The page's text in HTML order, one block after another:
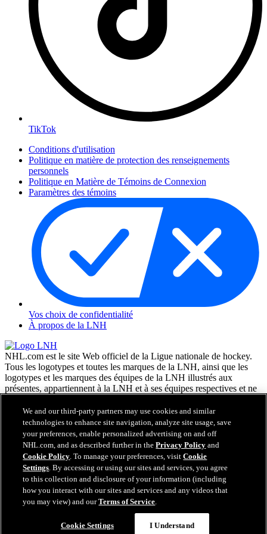
TikTok
Conditions d'utilisation
Politique en matière de protection des renseignements
personnels
Politique en Matière de Témoins de Connexion
Paramètres des témoins
Vos choix de confidentialité
À propos de la LNH
NHL.com est le site Web officiel de la Ligue nationale de hockey.
Tous les logotypes et toutes les marques de la LNH, ainsi que les
logotypes et les marques des équipes de la LNH illustrés aux
présentes, appartiennent à la LNH et à ses équipes respectives et ne
Enterprises, L.P. © LNH 2026. Tous droits réservés. Tous les
chandails d'équipe de la LNH personnalisés avec les noms des
joueurs de la LNH et leurs numéros sont officiellement sous license
de la LNH et de l'AJLNH. Le mot servant de marque Zamboni et la
configuration de la surfaceuse Zamboni sont des marques de
commerce déposées de Frank J. Zamboni & Co., Inc. © Frank J.
Zamboni & Co., Inc. 2026. Tous droits réservés. Toute autre marque
déposée ou tout droit d'auteur d'une tierce partie sont la propriété de
leurs auteurs respectifs. Tous droits réservés.
We and our third-party partners may use cookies and similar
technologies to enhance site navigation, analyze site usage, save
your preferences, enable personalized advertising on and off
NHL.com, and as described further in thePrivacy Policy and
Cookie Policy. To manage your preferences, visitCookie
Settings. By accessing or using our sites and services, you agree
to this collection and disclosure of your information (including
how you interact with our sites and services and any videos that
you may view) and ourTerms of Service.
Cookie Settings I Understand